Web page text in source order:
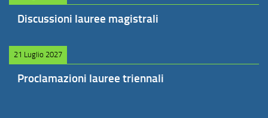
Discussioni lauree magistrali
21 Luglio 2027
Proclamazioni lauree triennali